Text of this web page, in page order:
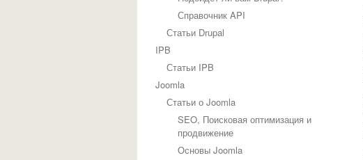
Справочник API
Статьи Drupal
IPB
Статьи IPB
Joomla
Статьи о Joomla
SEO, Поисковая оптимизация и
продвижение
Основы Joomla